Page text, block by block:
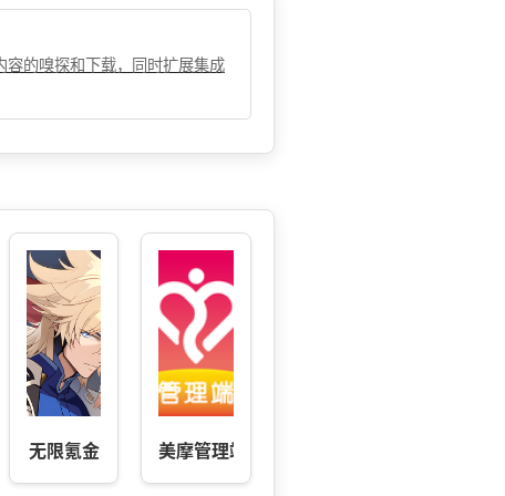
的嗅探和下载，同时扩展集成
无限氪金 美摩管理端-自由接单无需坐班